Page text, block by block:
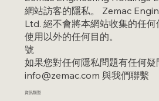
網站訪客的隱私。 Zemac
Ltd. 絕不會將本網站收集的任
使用以外的任何目的。
號
如果您對任何隱私問題有任何
info@zemac.com 與我們聯繫
資訊類型